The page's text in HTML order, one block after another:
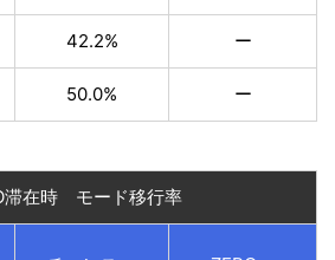
42.2% ー
50.0% ー
滞在時 モード移行率